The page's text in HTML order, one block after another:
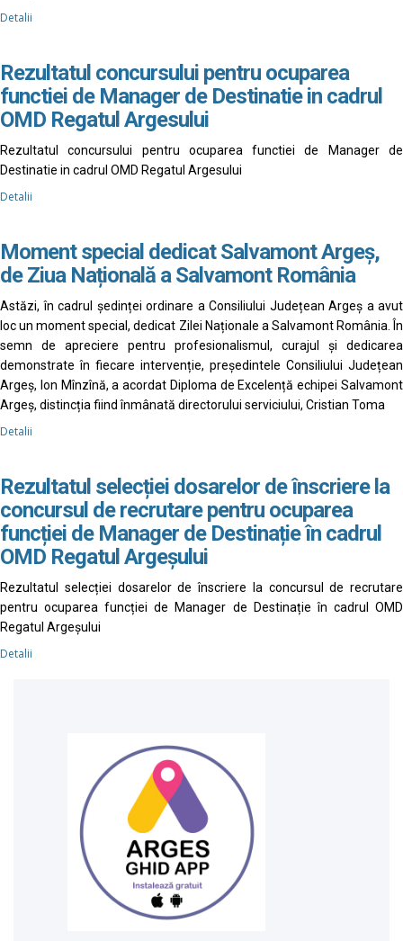
Detalii
Rezultatul concursului pentru ocuparea
functiei de Manager de Destinatie in cadrul
OMD Regatul Argesului
Rezultatul concursului pentru ocuparea functiei de Manager de
Destinatie in cadrul OMD Regatul Argesului
Detalii
Moment special dedicat Salvamont Argeș,
de Ziua Națională a Salvamont România
Astăzi, în cadrul ședinței ordinare a Consiliului Județean Argeș a avut
loc un moment special, dedicat Zilei Naționale a Salvamont România. În
semn de apreciere pentru profesionalismul, curajul și dedicarea
demonstrate în fiecare intervenție, președintele Consiliului Județean
Argeș, Ion Mînzînă, a acordat Diploma de Excelență echipei Salvamont
Argeș, distincția fiind înmânată directorului serviciului, Cristian Toma
Detalii
Rezultatul selecției dosarelor de înscriere la
concursul de recrutare pentru ocuparea
funcției de Manager de Destinație în cadrul
OMD Regatul Argeșului
Rezultatul selecției dosarelor de înscriere la concursul de recrutare
pentru ocuparea funcției de Manager de Destinație în cadrul OMD
Regatul Argeșului
Detalii